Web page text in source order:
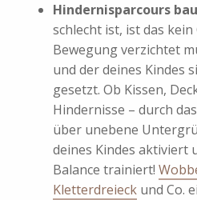
Hindernisparcours
schlecht ist, ist das
Bewegung verzichtet
und der deines Kindes
gesetzt. Ob Kissen,
Hindernisse – durch
über unebene
deines Kindes aktiviert
Balance trainiert!
Kletterdreieck und Co.